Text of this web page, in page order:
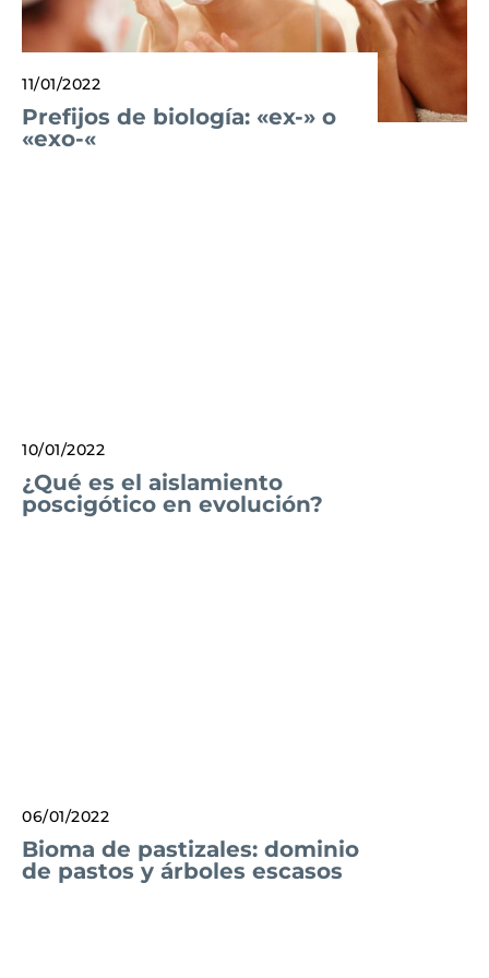
11/01/2022
Prefijos de biología: «ex-» o
«exo-«
10/01/2022
¿Qué es el aislamiento
poscigótico en evolución?
06/01/2022
Bioma de pastizales: dominio
de pastos y árboles escasos